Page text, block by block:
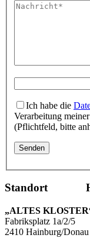
Ich habe die
Verarbeitung
(Pflichtfeld, bitte
Standort
„ALTES
Fabriksplatz 1a/2/5
2410 Hainburg/Donau